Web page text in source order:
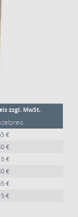
zzgl. MwSt.
€
€
€
€
€
€